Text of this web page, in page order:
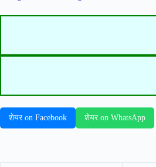
शेयर on Facebook शेयर on WhatsApp